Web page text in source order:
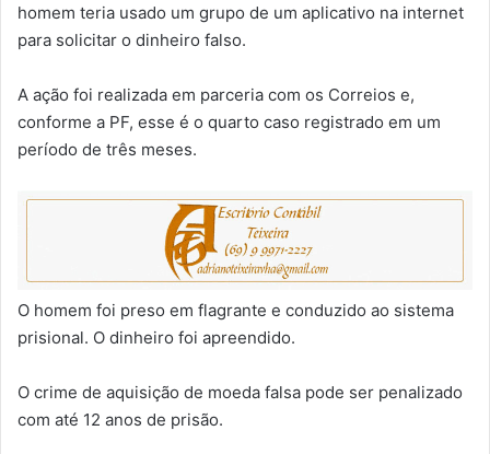
homem teria usado um grupo de um aplicativo na internet
para solicitar o dinheiro falso.
A ação foi realizada em parceria com os Correios e,
conforme a PF, esse é o quarto caso registrado em um
período de três meses.
O homem foi preso em flagrante e conduzido ao sistema
prisional. O dinheiro foi apreendido.
O crime de aquisição de moeda falsa pode ser penalizado
com até 12 anos de prisão.